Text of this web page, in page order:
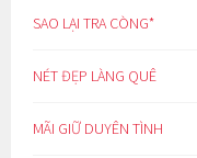
SAO LẠI TRA CÒNG*
NÉT ĐẸP LÀNG QUÊ
MÃI GIỮ DUYÊN TÌNH